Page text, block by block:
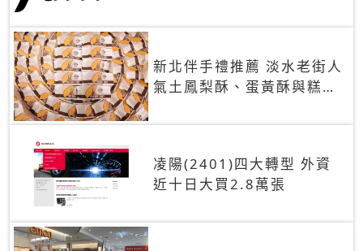
30年
新北伴手禮推薦 淡水老街人
氣土鳳梨酥、蛋黃酥與糕餅
凌陽(2401)四大轉型 外資
近十日大買2.8萬張